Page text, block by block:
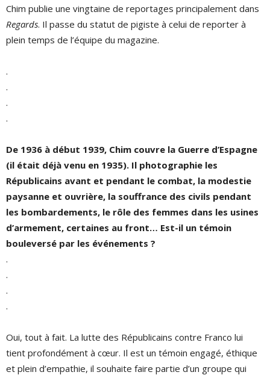
Chim publie une vingtaine de reportages principalement dans
Regards. Il passe du statut de pigiste à celui de reporter à
plein temps de l’équipe du magazine.
.
.
.
.
De 1936 à début 1939, Chim couvre la Guerre d’Espagne
(il était déjà venu en 1935). Il photographie les
Républicains avant et pendant le combat, la modestie
paysanne et ouvrière, la souffrance des civils pendant
les bombardements, le rôle des femmes dans les usines
d’armement, certaines au front… Est-il un témoin
bouleversé par les événements ?
.
.
.
.
Oui, tout à fait. La lutte des Républicains contre Franco lui
tient profondément à cœur. Il est un témoin engagé, éthique
et plein d’empathie, il souhaite faire partie d’un groupe qui